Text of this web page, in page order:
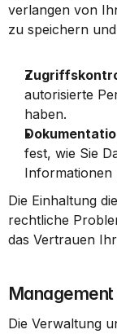
verlangen von
zu speichern
autorisierte
haben.
fest, wie Sie
Informationen
Die Einhaltung
rechtliche
das Vertrauen
Management
Die Verwaltung